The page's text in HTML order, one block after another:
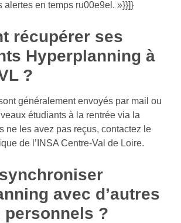
alertes en temps ru00e9el. »}}]}
récupérer ses
Hyperplanning à
?
généralement envoyés par mail ou
étudiants à la rentrée via la
ne les avez pas reçus, contactez le
de l’INSA Centre-Val de Loire.
avec d’autres
personnels ?